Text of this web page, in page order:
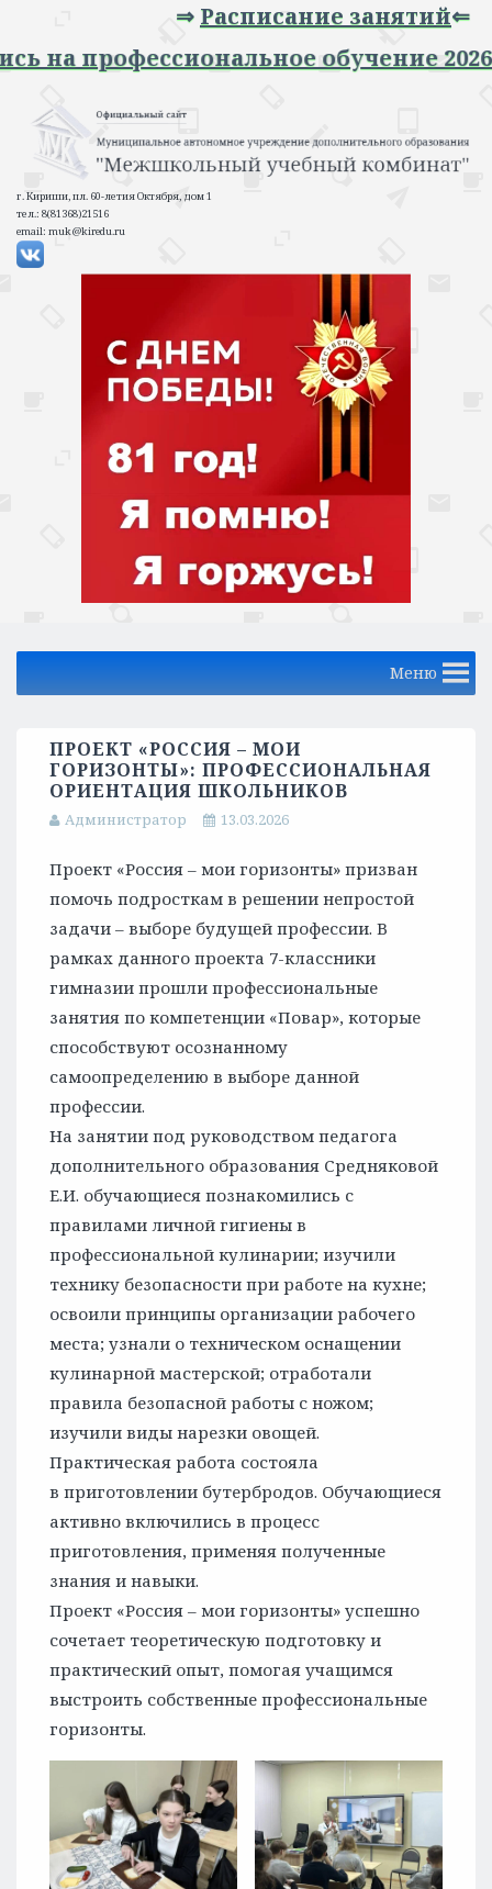
⇒Расписание занятий⇐
на профессиональное обучение
г. Кириши, пл. 60-летия Октября, дом 1
тел.: 8(81368)21516
email: muk@kiredu.ru
Меню
ПРОЕКТ «РОССИЯ – МОИ
ГОРИЗОНТЫ»: ПРОФЕССИОНАЛЬНАЯ
ОРИЕНТАЦИЯ ШКОЛЬНИКОВ
Администратор 13.03.2026
Проект «Россия – мои горизонты» призван
помочь подросткам в решении непростой
задачи – выборе будущей профессии. В
рамках данного проекта 7-классники
гимназии прошли профессиональные
занятия по компетенции «Повар», которые
способствуют осознанному
самоопределению в выборе данной
профессии.
На занятии под руководством педагога
дополнительного образования Средняковой
Е.И. обучающиеся познакомились с
правилами личной гигиены в
профессиональной кулинарии; изучили
технику безопасности при работе на кухне;
освоили принципы организации рабочего
места; узнали о техническом оснащении
кулинарной мастерской; отработали
правила безопасной работы с ножом;
изучили виды нарезки овощей.
Практическая работа состояла
в приготовлении бутербродов. Обучающиеся
активно включились в процесс
приготовления, применяя полученные
знания и навыки.
Проект «Россия – мои горизонты» успешно
сочетает теоретическую подготовку и
практический опыт, помогая учащимся
выстроить собственные профессиональные
горизонты.